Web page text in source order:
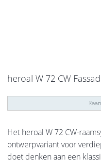
heroal W 72 CW
Het heroal W 72 CW-
ontwerpvariant voor
doet denken aan een